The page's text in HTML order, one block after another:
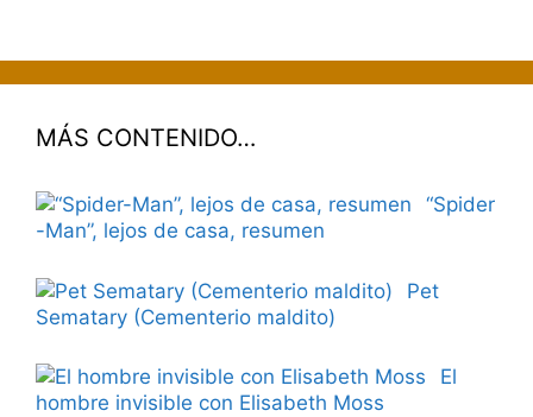
MÁS CONTENIDO…
“Spider
-Man”, lejos de casa, resumen
Pet
Sematary (Cementerio maldito)
El
hombre invisible con Elisabeth Moss